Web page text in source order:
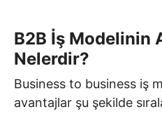
B2B İş Modelinin
Nelerdir?
Business to business iş
avantajlar şu şekilde